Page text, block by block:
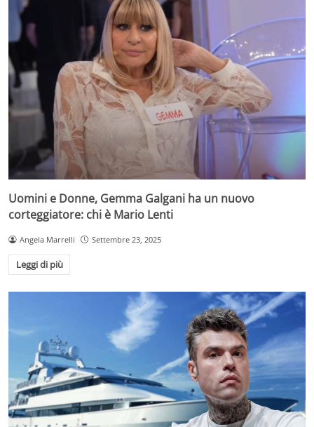
Uomini e Donne, Gemma Galgani ha un nuovo
corteggiatore: chi è Mario Lenti
Angela Marrelli Settembre 23, 2025
Leggi di più